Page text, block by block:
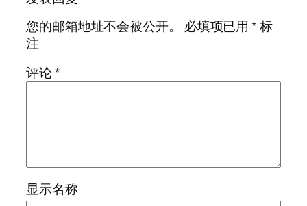
您的邮箱地址不会被公开。
必填项已用*标
注
评论*
显示名称